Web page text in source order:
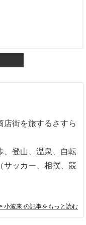
店街を旅するさすら
登山、温泉、自転
サッカー、相撲、競
小波来 の記事をもっと読む